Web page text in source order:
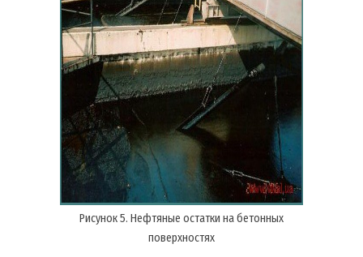
Рисунок 5. Нефтяные остатки на бетонных
поверхностях